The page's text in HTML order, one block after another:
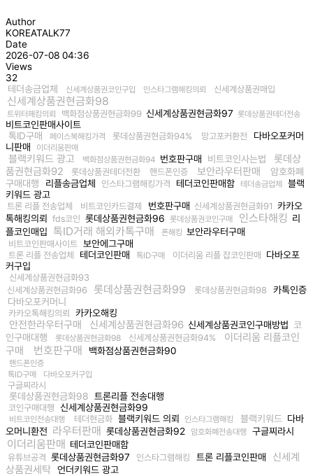
Author
KOREATALK77
Date
2026-07-08 04:36
Views
32
테더송금업체
신세계상품권코인구입 인스타그램해킹의뢰 신세계상품권매입
신세계상품권현금화98
트위터해킹의뢰 백화점상품권현금화99 신세계상품권현금화97 롯데상품권테더전송
비트코인판매사이트
톡ID구매
페이스북해킹가격 롯데상품권현금화94% 망고포커환전
다바오포커머
니판매
이더리움판매
블랙키워드 광고 백화점상품권현금화94 번호판구매 비트코인사는법
롯데상
품권현금화92
롯데상품권테더전환 핸드폰인증 보안라우터판매
암호화폐
구매대행
리플송금업체 인스타그램해킹가격 테더코인판매함 테더송금업체
블랙
키워드 광고
트론 리플 전송업체 비트코인카드결제 번호판구매 신세계상품권현금화91 카카오
톡해킹의뢰
fds코인 롯데상품권현금화96 롯데상품권코인구매 인스타해킹 리
플코인매입 톡ID거래 해외카톡구매 폰해킹 보안라우터구매
비트코인판매사이트 보안에그구매
트론 리플 전송업체 테더코인판매 톡ID구매 이더리움 리플 잡코인판매
다바오포
커구입
신세계상품권현금화93
신세계상품권현금화96
롯데상품권현금화99 롯데상품권현금화98
카톡인증
다바오포커머니
카카오톡해킹의뢰 카카오해킹
안전한라우터구매 신세계상품권현금화96 신세계상품권코인구매방법 코
인구매대행
롯데상품권현금화98 신세계상품권현금화94%
이더리움 리플코인
구매
번호판구매 백화점상품권현금화90
핸드폰인증
톡ID구매
다바오포커구입
구글찌라시
롯데상품권현금화98 트론리플 전송대행
코인구매대행 신세계상품권현금화99
비트코인전송대행 테더현금화 블랙키워드 의뢰 인스타그램해킹 블랙키워드 다바
오머니환전 라우터판매 롯데상품권현금화92 암호화폐전송대행 구글찌라시
이더리움판매 테더코인판매함
유튜브공격 롯데상품권현금화97 인스타그램해킹 트론 리플코인판매
신세계
상품권세탁 언더키워드 광고